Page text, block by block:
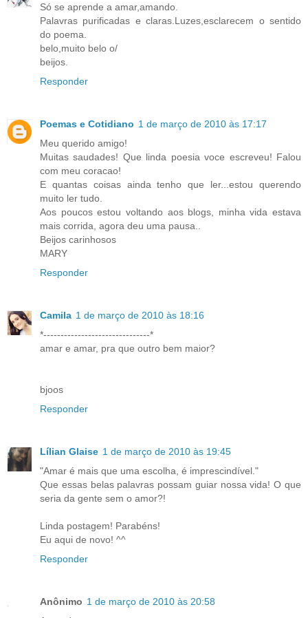
Só se aprende a amar,amando.
Palavras purificadas e claras.Luzes,esclarecem o sentido
do poema.
belo,muito belo o/
beijos.
Responder
Poemas e Cotidiano 1 de março de 2010 às 17:17
Meu querido amigo!
Muitas saudades! Que linda poesia voce escreveu! Falou
com meu coracao!
E quantas coisas ainda tenho que ler...estou querendo
muito ler tudo.
Aos poucos estou voltando aos blogs, minha vida estava
mais corrida, agora deu uma pausa..
Beijos carinhosos
MARY
Responder
Camila 1 de março de 2010 às 18:16
*-------------------------------*
amar e amar, pra que outro bem maior?
bjoos
Responder
Lílian Glaise 1 de março de 2010 às 19:45
"Amar é mais que uma escolha, é imprescindível."
Que essas belas palavras possam guiar nossa vida! O que
seria da gente sem o amor?!
Linda postagem! Parabéns!
Eu aqui de novo! ^^
Responder
Anônimo 1 de março de 2010 às 20:58